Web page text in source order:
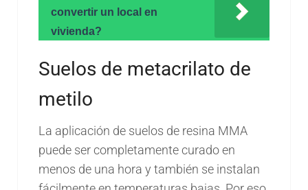
convertir un local en
vivienda?
Suelos de metacrilato de
metilo
La aplicación de suelos de resina MMA
puede ser completamente curado en
menos de una hora y también se instalan